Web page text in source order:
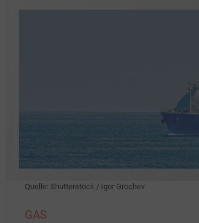
Quelle: Shutterstock / Igor Grochev
GAS